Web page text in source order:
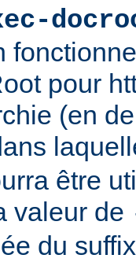
pour
(en
être
valeur de
du